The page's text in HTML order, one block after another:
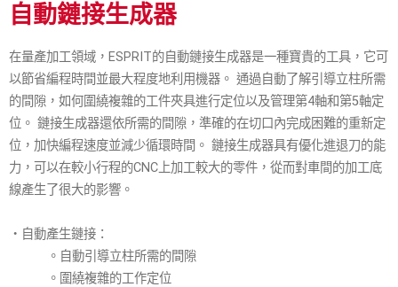
自動鏈接生成器
在量產加工領域，ESPRIT的自動鏈接生成器是一種寶貴的工具，它可
以節省編程時間並最大程度地利用機器。 通過自動了解引導立柱所需
的間隙，如何圍繞複雜的工件夾具進行定位以及管理第4軸和第5軸定
位。 鏈接生成器還依所需的間隙，準確的在切口內完成困難的重新定
位，加快編程速度並減少循環時間。 鏈接生成器具有優化進退刀的能
力，可以在較小行程的CNC上加工較大的零件，從而對車間的加工底
線產生了很大的影響。
・自動產生鏈接：
。自動引導立柱所需的間隙
。圍繞複雜的工作定位